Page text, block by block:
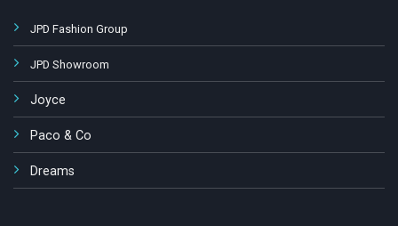
JPD Fashion Group
JPD Showroom
Joyce
Paco & Co
Dreams